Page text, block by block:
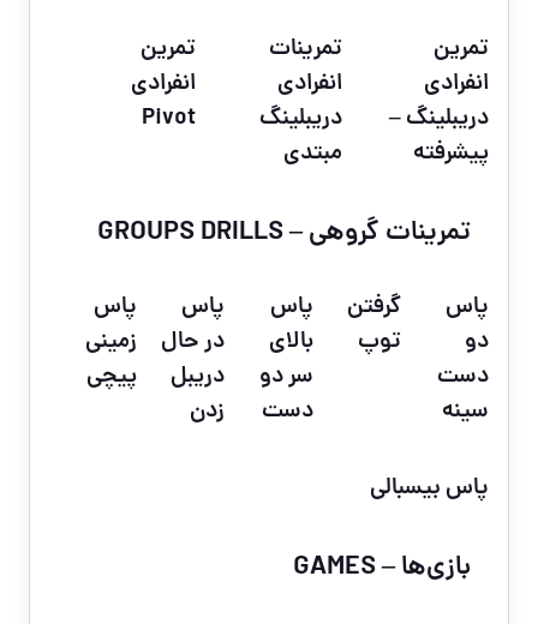
تمرین
انفرادی
دریبلینگ –
پیشرفته
تمرینات
انفرادی
دریبلینگ
مبتدی
تمرین
انفرادی
Pivot
تمرینات گروهی – GROUPS DRILLS
پاس
دو
دست
سینه
گرفتن
توپ
پاس
بالای
سر دو
دست
پاس
در حال
دریبل
زدن
پاس
زمینی
پیچی
پاس بیسبالی
بازی‌ها – GAMES